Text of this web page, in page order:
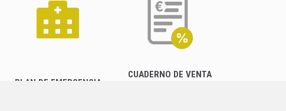
PLAN DE EMERGENCIA
CUADERNO DE VENTA